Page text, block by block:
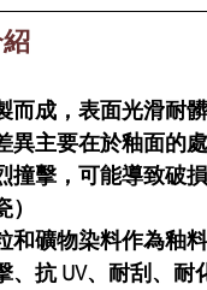
而成，表面光滑耐髒
異主要在於釉面的處
撞擊，可能導致破損
和礦物染料作為釉
、抗 UV、耐刮、耐